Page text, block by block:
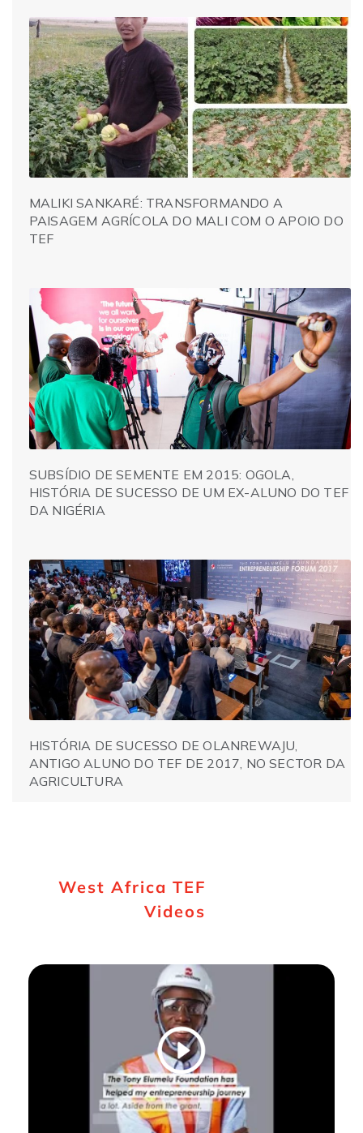
MALIKI SANKARÉ: TRANSFORMANDO A
PAISAGEM AGRÍCOLA DO MALI COM O APOIO DO
TEF
SUBSÍDIO DE SEMENTE EM 2015: OGOLA,
HISTÓRIA DE SUCESSO DE UM EX-ALUNO DO TEF
DA NIGÉRIA
HISTÓRIA DE SUCESSO DE OLANREWAJU,
ANTIGO ALUNO DO TEF DE 2017, NO SECTOR DA
AGRICULTURA
West Africa TEF
Videos